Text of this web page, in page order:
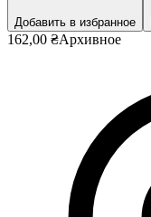
Добавить в избранное
162,00 ₴Архивное